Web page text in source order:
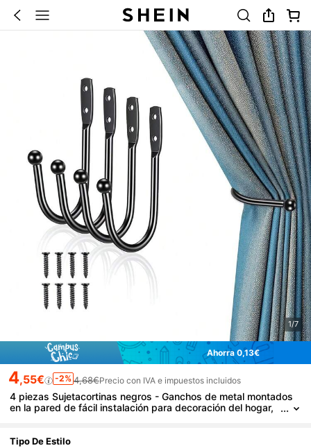
1/7
Ahorra 0,13€
4,55€ -2% 4,68€Precio con IVA e impuestos incluidos
4 piezas Sujetacortinas negros - Ganchos de metal montados
en la pared de fácil instalación para decoración del hogar,
Tipo De Estilo